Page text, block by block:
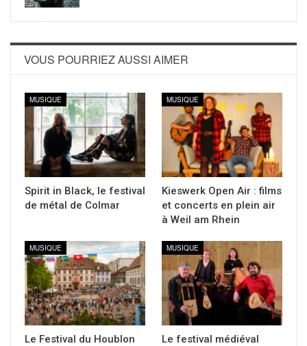
VOUS POURRIEZ AUSSI AIMER
MUSIQUE
Spirit in Black, le festival
de métal de Colmar
MUSIQUE
Kieswerk Open Air : films
et concerts en plein air
à Weil am Rhein
MUSIQUE
Le Festival du Houblon
MUSIQUE
Le festival médiéval